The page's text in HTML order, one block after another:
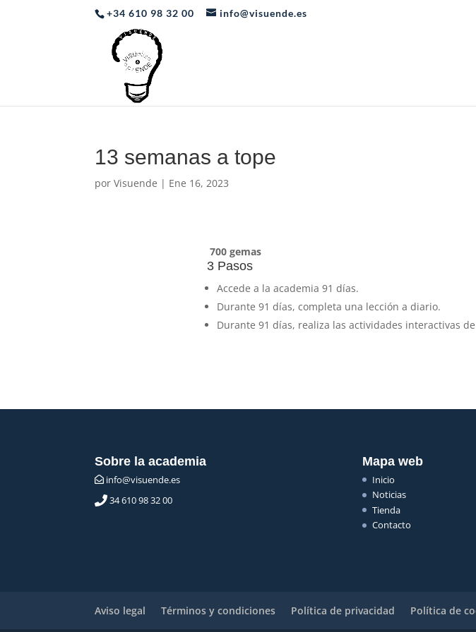
+34 610 98 32 00 info@visuende.es
13 semanas a tope
porVisuende | Ene 16, 2023
700 gemas
3 Pasos
Accede a la academia 91 días.
Durante 91 días, completa una lección a diario.
Durante 91 días, realiza las actividades interactivas
Sobre la academia
info@visuende.es
34 610 98 32 00
Mapa web
Inicio
Noticias
Tienda
Contacto
Aviso legal Términos y condiciones Política de privacidad Política de